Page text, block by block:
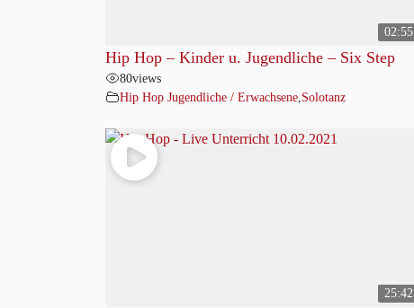
02:55
Hip Hop – Kinder u. Jugendliche – Six Step
80views
Hip Hop Jugendliche / Erwachsene Solotanz
25:42